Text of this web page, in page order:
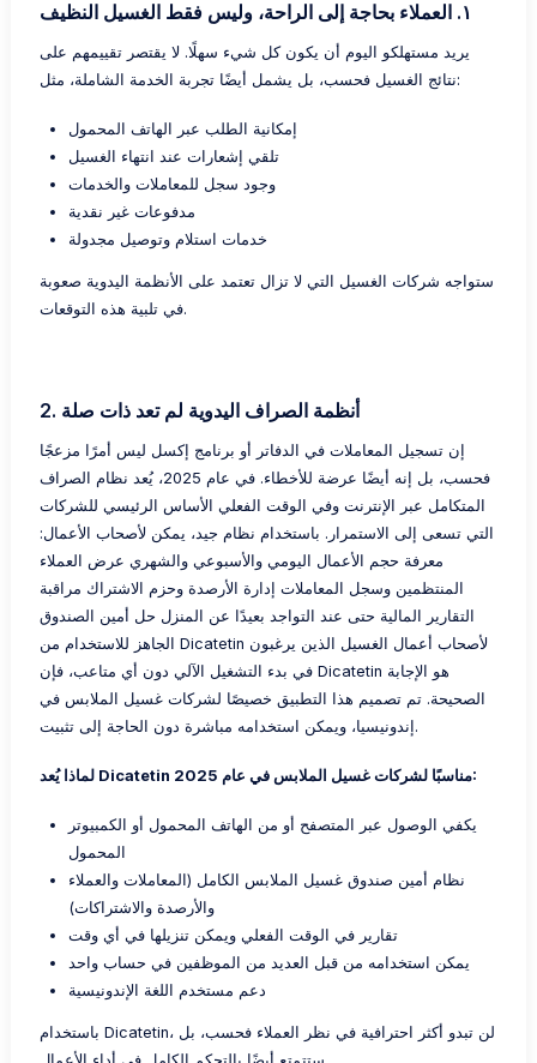
١. العملاء بحاجة إلى الراحة، وليس فقط الغسيل النظيف
يريد مستهلكو اليوم أن يكون كل شيء سهلًا. لا يقتصر تقييمهم على
نتائج الغسيل فحسب، بل يشمل أيضًا تجربة الخدمة الشاملة، مثل:
إمكانية الطلب عبر الهاتف المحمول
تلقي إشعارات عند انتهاء الغسيل
وجود سجل للمعاملات والخدمات
مدفوعات غير نقدية
خدمات استلام وتوصيل مجدولة
ستواجه شركات الغسيل التي لا تزال تعتمد على الأنظمة اليدوية صعوبة
في تلبية هذه التوقعات.
2. أنظمة الصراف اليدوية لم تعد ذات صلة
إن تسجيل المعاملات في الدفاتر أو برنامج إكسل ليس أمرًا مزعجًا
فحسب، بل إنه أيضًا عرضة للأخطاء. في عام 2025، يُعد نظام الصراف
المتكامل عبر الإنترنت وفي الوقت الفعلي الأساس الرئيسي للشركات
التي تسعى إلى الاستمرار. باستخدام نظام جيد، يمكن لأصحاب الأعمال:
معرفة حجم الأعمال اليومي والأسبوعي والشهري عرض العملاء
المنتظمين وسجل المعاملات إدارة الأرصدة وحزم الاشتراك مراقبة
التقارير المالية حتى عند التواجد بعيدًا عن المنزل حل أمين الصندوق
الجاهز للاستخدام من Dicatetin لأصحاب أعمال الغسيل الذين يرغبون
في بدء التشغيل الآلي دون أي متاعب، فإن Dicatetin هو الإجابة
الصحيحة. تم تصميم هذا التطبيق خصيصًا لشركات غسيل الملابس في
إندونيسيا، ويمكن استخدامه مباشرة دون الحاجة إلى تثبيت.
لماذا يُعد Dicatetin مناسبًا لشركات غسيل الملابس في عام 2025:
يكفي الوصول عبر المتصفح أو من الهاتف المحمول أو الكمبيوتر
المحمول
نظام أمين صندوق غسيل الملابس الكامل (المعاملات والعملاء
والأرصدة والاشتراكات)
تقارير في الوقت الفعلي ويمكن تنزيلها في أي وقت
يمكن استخدامه من قبل العديد من الموظفين في حساب واحد
دعم مستخدم اللغة الإندونيسية
باستخدام Dicatetin، لن تبدو أكثر احترافية في نظر العملاء فحسب، بل